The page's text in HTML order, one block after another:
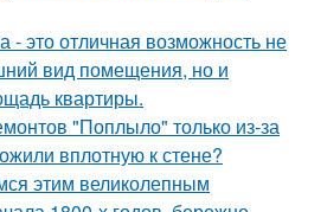
- это отличная возможность не
вид помещения, но и
квартиры.
"Поплыло" только из-за
вплотную к стене?
этим великолепным